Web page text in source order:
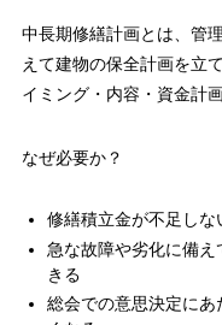
中長期修繕計画とは、管
えて建物の保全計画を立
イミング・内容・資金計
なぜ必要か？
修繕積立金が不足し
急な故障や劣化に備
きる
総会での意思決定に